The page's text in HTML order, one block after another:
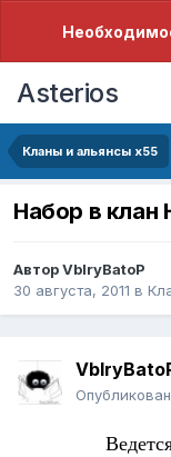
Asterios
Кланы и альянсы x55
Набор в клан
АвторVbIryBatoP
30 августа, 2011 в